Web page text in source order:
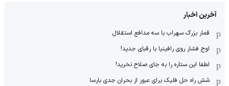
آخرین اخبار
قمار بزرگ سهراب با سه مدافع استقلال
اوج فشار روی رافینیا با رقبای جدید!
لطفا این ستاره را به جای صلاح نخرید!
شش راه حل فلیک برای عبور از بحران جدی بارسا